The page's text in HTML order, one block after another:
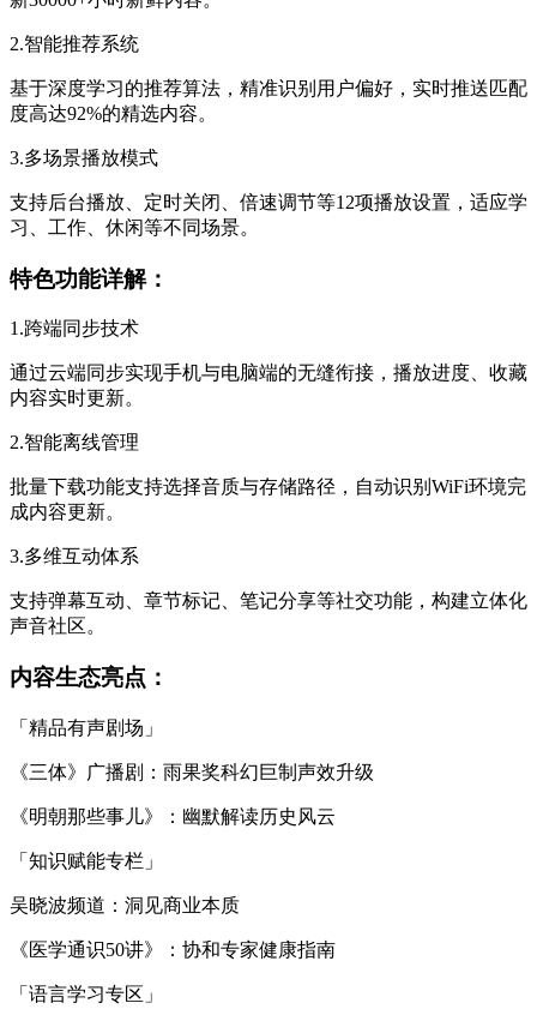
2.智能推荐系统
基于深度学习的推荐算法，精准识别用户偏好，实时推送匹配
度高达92%的精选内容。
3.多场景播放模式
支持后台播放、定时关闭、倍速调节等12项播放设置，适应学
习、工作、休闲等不同场景。
特色功能详解：
1.跨端同步技术
通过云端同步实现手机与电脑端的无缝衔接，播放进度、收藏
内容实时更新。
2.智能离线管理
批量下载功能支持选择音质与存储路径，自动识别WiFi环境完
成内容更新。
3.多维互动体系
支持弹幕互动、章节标记、笔记分享等社交功能，构建立体化
声音社区。
内容生态亮点：
「精品有声剧场」
《三体》广播剧：雨果奖科幻巨制声效升级
《明朝那些事儿》：幽默解读历史风云
「知识赋能专栏」
吴晓波频道：洞见商业本质
《医学通识50讲》：协和专家健康指南
「语言学习专区」